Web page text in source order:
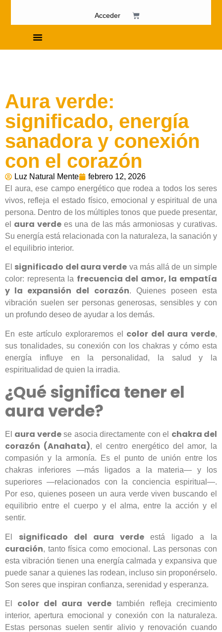
Acceder
Aura verde:
significado, energía
sanadora y conexión
con el corazón
Luz Natural Mente
febrero 12, 2026
El aura, ese campo energético que rodea a todos los seres
vivos, refleja el estado físico, emocional y espiritual de una
persona. Dentro de los múltiples tonos que puede presentar,
el aura verdees una de las más armoniosas y curativas.
Su energía está relacionada con la naturaleza, la sanación y
el equilibrio interior.
El significado del aura verde va más allá de un simple
color: representa la frecuencia del amor, la empatía
y la expansión del corazón. Quienes poseen esta
vibración suelen ser personas generosas, sensibles y con
un profundo deseo de ayudar a los demás.
En este artículo exploraremos el color del aura verde,
sus tonalidades, su conexión con los chakras y cómo esta
energía influye en la personalidad, la salud y la
espiritualidad de quien la irradia.
¿Qué significa tener el
aura verde?
El aura verdese asocia directamente con el chakra del
corazón (Anahata), el centro energético del amor, la
compasión y la armonía. Es el punto de unión entre los
chakras inferiores —más ligados a la materia— y los
superiores —relacionados con la conciencia espiritual—.
Por eso, quienes poseen un aura verde viven buscando el
equilibrio entre el cuerpo y el alma, entre la acción y el
sentir.
El significado del aura verdeestá ligado a la
curación, tanto física como emocional. Las personas con
esta vibración tienen una energía calmada y expansiva que
puede sanar a quienes las rodean, incluso sin proponérselo.
Son seres que inspiran confianza, serenidad y esperanza.
El color del aura verdetambién refleja crecimiento
interior, apertura emocional y conexión con la naturaleza.
Estas personas suelen sentir alivio y renovación cuando